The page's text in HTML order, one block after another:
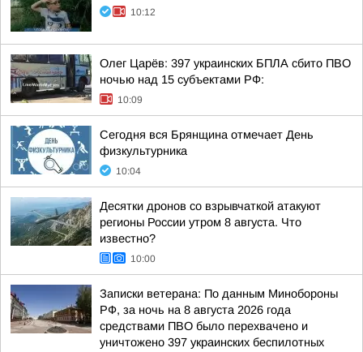
10:12
Олег Царёв: 397 украинских БПЛА сбито ПВО
ночью над 15 субъектами РФ:
10:09
Сегодня вся Брянщина отмечает День
физкультурника
10:04
Десятки дронов со взрывчаткой атакуют
регионы России утром 8 августа. Что
известно?
10:00
Записки ветерана: По данным Минобороны
РФ, за ночь на 8 августа 2026 года
средствами ПВО было перехвачено и
уничтожено 397 украинских беспилотных